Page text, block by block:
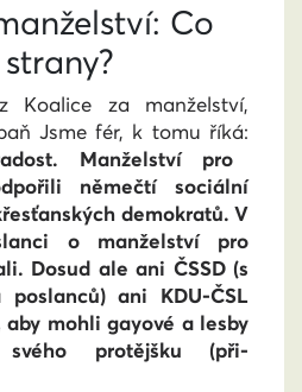
Co
Koalice za manželství,
Jsme fér, k tomu říká:
Manželství pro
němečtí sociální
demokratů. V
o manželství pro
Dosud ale ani ČSSD (s
ani KDU-ČSL
mohli gayové a lesby
protějšku (při-